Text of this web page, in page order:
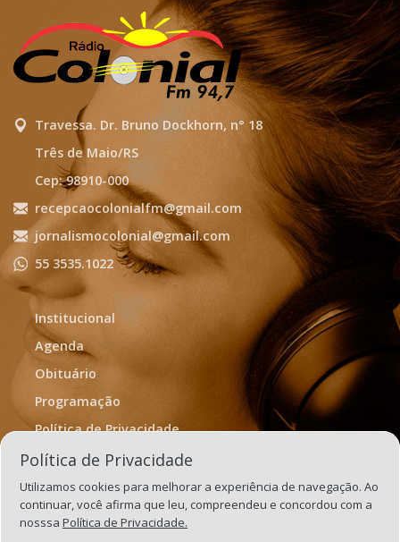
Travessa. Dr. Bruno Dockhorn, n° 18
Três de Maio/RS
Cep: 98910-000
recepcaocolonialfm@gmail.com
jornalismocolonial@gmail.com
55 3535.1022
Institucional
Agenda
Obituário
Programação
Política de Privacidade
Termos de Uso
Política de Privacidade
Utilizamos cookies para melhorar a experiência de navegação. Ao
continuar, você afirma que leu, compreendeu e concordou com a
nosssa Política de Privacidade.